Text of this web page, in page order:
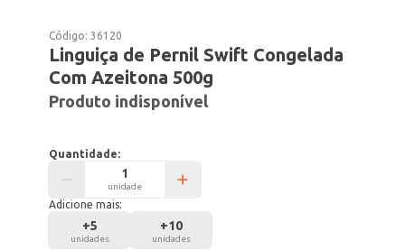
Código:36120
Linguiça de Pernil Swift Congelada
Com Azeitona 500g
Produto indisponível
Quantidade:
unidade
Adicione mais:
+5
unidades
+10
unidades